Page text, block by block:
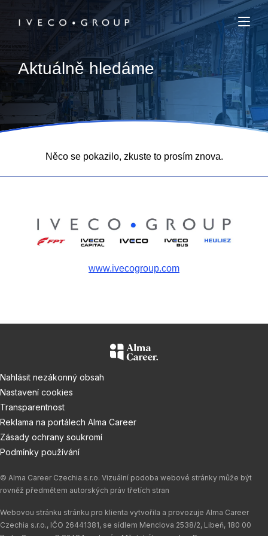
Aktuálně hledáme
Něco se pokazilo, zkuste to prosím znova.
www.ivecogroup.com
Nahlásit nezákonný obsah
Nastavení cookies
Transparentnost
Reklama na portálech Alma Career
Zásady ochrany soukromí
Podmínky používání
© Alma Career Czechia s.r.o. Vizuální podoba webové stránky může být
rovněž předmětem autorských práv třetích stran
Webovou stránku stránku pro klienta vytvořila a provozuje Alma Career
Czechia s.r.o., IČO 26441381, se sídlem Menclova 2538/2, Libeň, 180 00